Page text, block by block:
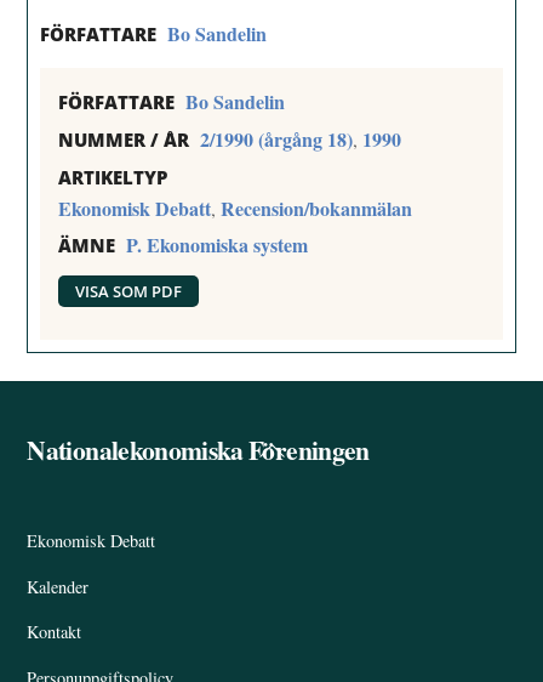
FÖRFATTARE Bo Sandelin
FÖRFATTARE Bo Sandelin
NUMMER / ÅR 2/1990 (årgång 18), 1990
ARTIKELTYP
Ekonomisk Debatt,Recension/bokanmälan
ÄMNE P. Ekonomiska system
VISA SOM PDF
Back
Nationalekonomiska Föreningen
Ekonomisk Debatt
Kalender
Kontakt